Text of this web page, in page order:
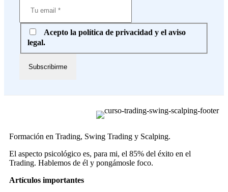
Acepto la política de privacidad y el aviso
legal.
Formación en Trading, Swing Trading y Scalping.
El aspecto psicológico es, para mi, el 85% del éxito en el
Trading. Hablemos de él y pongámosle foco.
Artículos importantes